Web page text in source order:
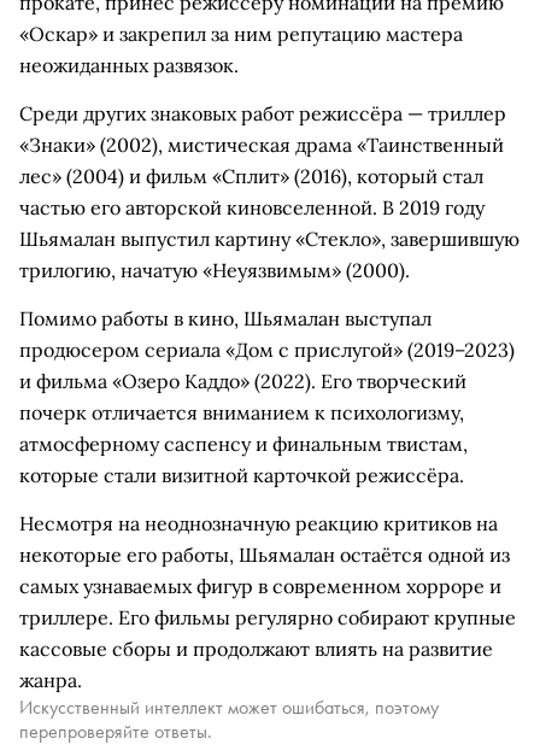
«Оскар» и закрепил за ним репутацию мастера
неожиданных развязок.
Среди других знаковых работ режиссёра — триллер
«Знаки» (2002), мистическая драма «Таинственный
лес» (2004) и фильм «Сплит» (2016), который стал
частью его авторской киновселенной. В 2019 году
Шьямалан выпустил картину «Стекло», завершившую
трилогию, начатую «Неуязвимым» (2000).
Помимо работы в кино, Шьямалан выступал
продюсером сериала «Дом с прислугой» (2019–2023)
и фильма «Озеро Каддо» (2022). Его творческий
почерк отличается вниманием к психологизму,
атмосферному саспенсу и финальным твистам,
которые стали визитной карточкой режиссёра.
Несмотря на неоднозначную реакцию критиков на
некоторые его работы, Шьямалан остаётся одной из
самых узнаваемых фигур в современном хорроре и
триллере. Его фильмы регулярно собирают крупные
кассовые сборы и продолжают влиять на развитие
жанра.
Искусственный интеллект может ошибаться, поэтому
перепроверяйте ответы.